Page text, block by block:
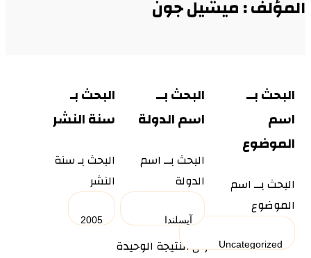
المؤلف : ميشيل جون
البحث بــ
اسم
الموضوع
البحث بــ اسم
الموضوع
البحث بــ
اسم الدولة
البحث بــ اسم
الدولة
البحث بـ
سنة النشر
البحث بـ سنة
النشر
عرض النتيجة الوحيدة